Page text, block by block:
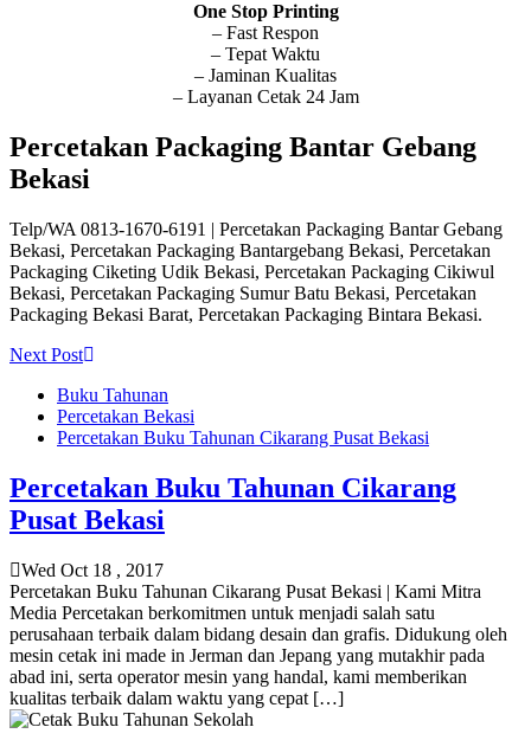
One Stop Printing
– Fast Respon
– Tepat Waktu
– Jaminan Kualitas
– Layanan Cetak 24 Jam
Percetakan Packaging Bantar Gebang
Bekasi
Telp/WA 0813-1670-6191 | Percetakan Packaging Bantar Gebang
Bekasi, Percetakan Packaging Bantargebang Bekasi, Percetakan
Packaging Ciketing Udik Bekasi, Percetakan Packaging Cikiwul
Bekasi, Percetakan Packaging Sumur Batu Bekasi, Percetakan
Packaging Bekasi Barat, Percetakan Packaging Bintara Bekasi.
Next Post
Buku Tahunan
Percetakan Bekasi
Percetakan Buku Tahunan Cikarang Pusat Bekasi
Percetakan Buku Tahunan Cikarang
Pusat Bekasi
Wed Oct 18 , 2017
Percetakan Buku Tahunan Cikarang Pusat Bekasi | Kami Mitra
Media Percetakan berkomitmen untuk menjadi salah satu
perusahaan terbaik dalam bidang desain dan grafis. Didukung oleh
mesin cetak ini made in Jerman dan Jepang yang mutakhir pada
abad ini, serta operator mesin yang handal, kami memberikan
kualitas terbaik dalam waktu yang cepat […]